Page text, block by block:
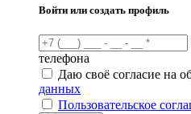
Войти или создать профиль
телефона
Даю своё согласие на
данных
Пользовательское